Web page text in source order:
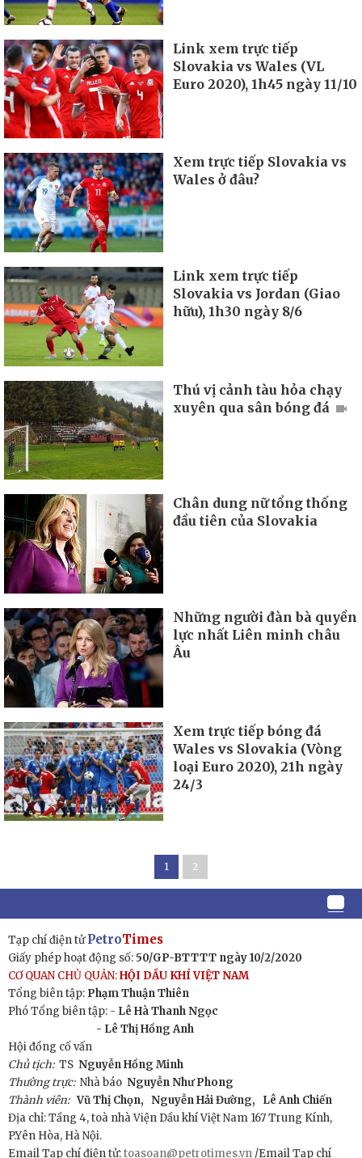
Link xem trực tiếp
Slovakia vs Wales (VL
Euro 2020), 1h45 ngày 11/10
Xem trực tiếp Slovakia vs
Wales ở đâu?
Link xem trực tiếp
Slovakia vs Jordan (Giao
hữu), 1h30 ngày 8/6
Thú vị cảnh tàu hỏa chạy
xuyên qua sân bóng đá
Chân dung nữ tổng thống
đầu tiên của Slovakia
Những người đàn bà quyền
lực nhất Liên minh châu
Âu
Xem trực tiếp bóng đá
Wales vs Slovakia (Vòng
loại Euro 2020), 21h ngày
24/3
1 2
Tạp chí điện tửPetroTimes
Giấy phép hoạt động số: 50/GP-BTTTT ngày 10/2/2020
CƠ QUAN CHỦ QUẢN:HỘI DẦU KHÍ VIỆT NAM
Tổng biên tập: Phạm Thuận Thiên
Phó Tổng biên tập: - Lê Hà Thanh Ngọc
- Lê Thị Hồng Anh
Hội đồng cố vấn
Chủ tịch:TS Nguyễn Hồng Minh
Thường trực: Nhà báo Nguyễn Như Phong
Thành viên: Vũ Thị Chọn, Nguyễn Hải Đường,
Lê Anh Chiến
Địa chỉ: Tầng 4, toà nhà Viện Dầu khí Việt Nam 167 Trung Kính,
P.Yên Hòa, Hà Nội.
Email Tạp chí điện tử:toasoan@petrotimes.vn /Email Tạp chí